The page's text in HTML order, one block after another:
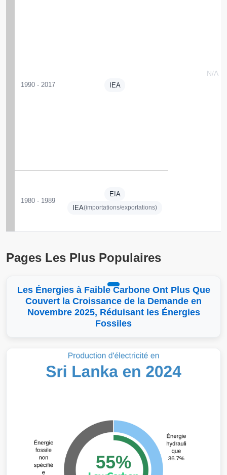
N/A
1990 - 2017 IEA
1980 - 1989
EIA
IEA(importations/exportations)
Pages Les Plus Populaires
Les Énergies à Faible Carbone Ont Plus Que
Couvert la Croissance de la Demande en
Novembre 2025, Réduisant les Énergies
Fossiles